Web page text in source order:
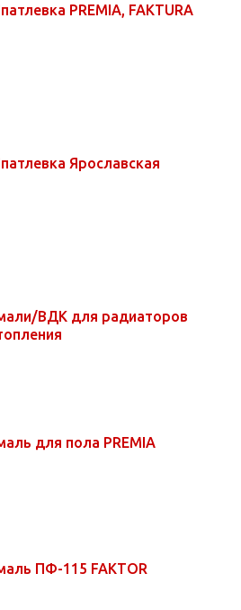
PREMIA, FAKTURA
Ярославская
ВДК для радиаторов
для пола PREMIA
ПФ-115 FAKTOR